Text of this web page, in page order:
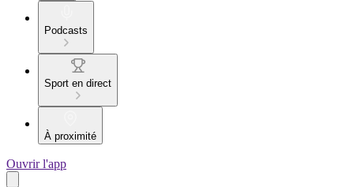
Podcasts
Sport en direct
À proximité
Ouvrir l'app